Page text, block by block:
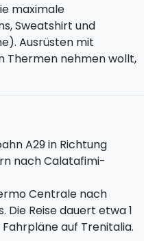
sich inmitten der
Jedes Side By Side
Fahrer). Der Mitfahrer
maximale
Sweatshirt und
Ausrüsten mit
Thermen nehmen wollt,
A29 in Richtung
nach Calatafimi-
Centrale nach
Die Reise dauert etwa 1
auf Trenitalia.